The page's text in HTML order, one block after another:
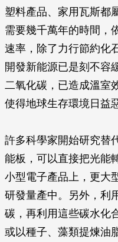
塑料產品、家用瓦斯都
需要幾千萬年的時間，
速率，除了力行節約化
開發新能源已是刻不容
二氧化碳，已造成溫室
使得地球生存環境日益
許多科學家開始研究替
能板，可以直接把光能
小型電子產品上，更大
研發量產中。另外，利
碳，再利用這些碳水化
或以種子、藻類提煉油